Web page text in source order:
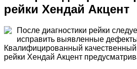
рейки Хендай Акцент
После диагностики рейки
исправить выявленные
Квалифицированный
рейки Хендай Акцент